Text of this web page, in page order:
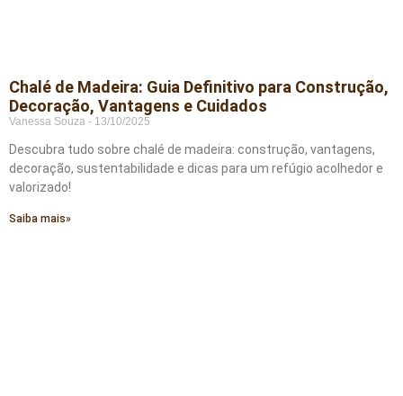
Chalé de Madeira: Guia Definitivo para Construção,
Decoração, Vantagens e Cuidados
Vanessa Souza 13/10/2025
Descubra tudo sobre chalé de madeira: construção, vantagens,
decoração, sustentabilidade e dicas para um refúgio acolhedor e
valorizado!
Saiba mais»